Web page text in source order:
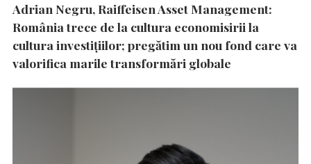
Adrian Negru, Raiffeisen Asset Management:
România trece de la cultura economisirii la
cultura investițiilor; pregătim un nou fond care va
valorifica marile transformări globale